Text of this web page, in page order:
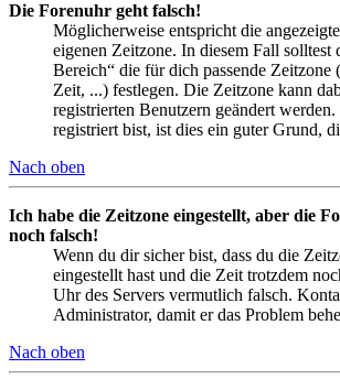
Die Forenuhr geht falsch!
Möglicherweise entspricht die
eigenen Zeitzone. In diesem Fall solltest
Bereich“ die für dich passende Zeitzone
Zeit, ...) festlegen. Die Zeitzone kann
registrierten Benutzern geändert
registriert bist, ist dies ein guter Grund,
Nach oben
Ich habe die Zeitzone eingestellt, aber die
noch falsch!
Wenn du dir sicher bist, dass du die
eingestellt hast und die Zeit trotzdem
Uhr des Servers vermutlich falsch.
Administrator, damit er das Problem
Nach oben